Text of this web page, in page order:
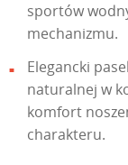
sportów
mechanizmu.
Elegancki
naturalnej w
komfort
charakteru.